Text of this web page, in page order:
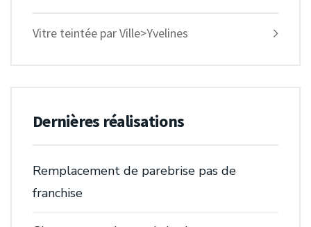
Vitre teintée par Ville>Yvelines
Dernières réalisations
Remplacement de parebrise pas de
franchise